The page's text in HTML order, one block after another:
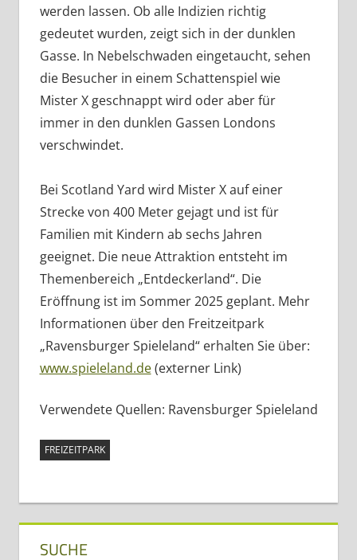
werden lassen. Ob alle Indizien richtig
gedeutet wurden, zeigt sich in der dunklen
Gasse. In Nebelschwaden eingetaucht, sehen
die Besucher in einem Schattenspiel wie
Mister X geschnappt wird oder aber für
immer in den dunklen Gassen Londons
verschwindet.
Bei Scotland Yard wird Mister X auf einer
Strecke von 400 Meter gejagt und ist für
Familien mit Kindern ab sechs Jahren
geeignet. Die neue Attraktion entsteht im
Themenbereich „Entdeckerland“. Die
Eröffnung ist im Sommer 2025 geplant. Mehr
Informationen über den Freitzeitpark
„Ravensburger Spieleland“ erhalten Sie über:
www.spieleland.de(externer Link)
Verwendete Quellen: Ravensburger Spieleland
FREIZEITPARK
SUCHE